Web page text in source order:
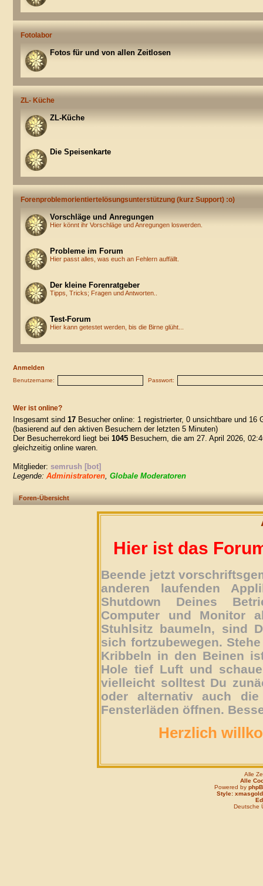
Fotolabor
Fotos für und von allen Zeitlosen
ZL- Küche
ZL-Küche
Die Speisenkarte
Forenproblemorientiertelösungsunterstützung (kurz Support) :o)
Vorschläge und Anregungen
Hier könnt ihr Vorschläge und Anregungen loswerden.
Probleme im Forum
Hier passt alles, was euch an Fehlern auffällt.
Der kleine Forenratgeber
Tipps, Tricks; Fragen und Antworten..
Test-Forum
Hier kann getestet werden, bis die Birne glüht...
Anmelden
Benutzername: Passwort:
Wer ist online?
Insgesamt sind 17 Besucher online: 1 registrierter, 0 unsichtbare und 16
(basierend auf den aktiven Besuchern der letzten 5 Minuten)
Der Besucherrekord liegt bei 1045 Besuchern, die am 27. April 2026,
gleichzeitig online waren.
Mitglieder: semrush [bot]
Legende: Administratoren, Globale Moderatoren
Foren-Übersicht
Hier ist das
Beende jetzt
anderen laufenden
Shutdown Deines
Computer und Monitor
Stuhlsitz baumeln, sind
sich fortzubewegen.
Kribbeln in den Beinen
Hole tief Luft und
vielleicht solltest Du
oder alternativ auch
Fensterläden öffnen.
Herzlich
Alle
Alle
Powered by
Style: xmasgold
Deutsche